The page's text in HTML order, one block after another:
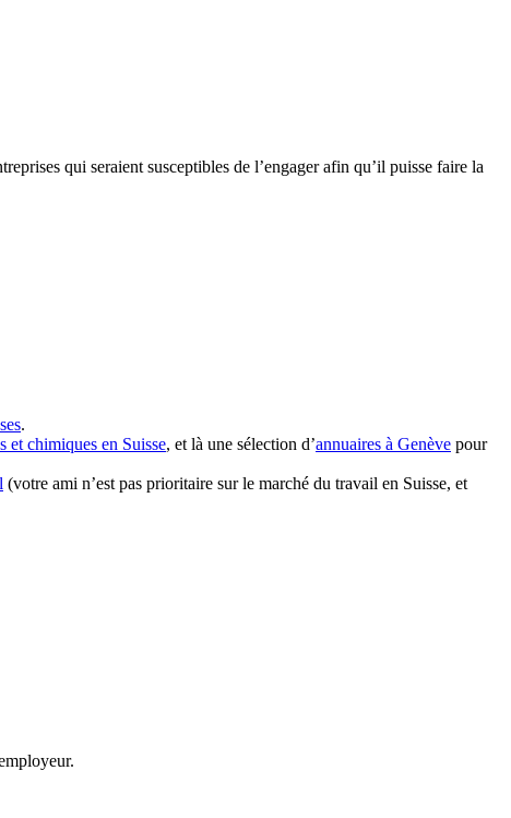
qui seraient susceptibles de l’engager afin qu’il puisse faire la
.
et chimiques en Suisse, et là une sélection d’annuaires à Genève pour
(votre ami n’est pas prioritaire sur le marché du travail en Suisse, et